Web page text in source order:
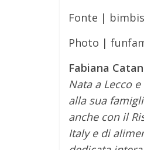
Fonte |
Photo |
Fabiana
Nata a Lecco
alla sua
anche con il
Italy e di